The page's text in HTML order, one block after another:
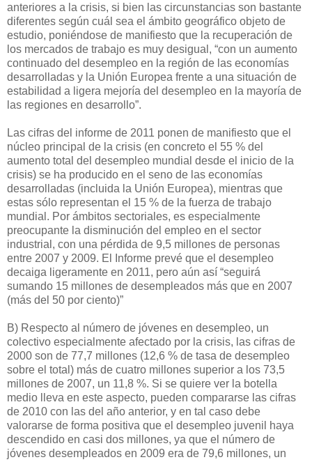
anteriores a la crisis, si bien las circunstancias son bastante
diferentes según cuál sea el ámbito geográfico objeto de
estudio, poniéndose de manifiesto que la recuperación de
los mercados de trabajo es muy desigual, “con un aumento
continuado del desempleo en la región de las economías
desarrolladas y la Unión Europea frente a una situación de
estabilidad a ligera mejoría del desempleo en la mayoría de
las regiones en desarrollo”.
Las cifras del informe de 2011 ponen de manifiesto que el
núcleo principal de la crisis (en concreto el 55 % del
aumento total del desempleo mundial desde el inicio de la
crisis) se ha producido en el seno de las economías
desarrolladas (incluida la Unión Europea), mientras que
estas sólo representan el 15 % de la fuerza de trabajo
mundial. Por ámbitos sectoriales, es especialmente
preocupante la disminución del empleo en el sector
industrial, con una pérdida de 9,5 millones de personas
entre 2007 y 2009. El Informe prevé que el desempleo
decaiga ligeramente en 2011, pero aún así “seguirá
sumando 15 millones de desempleados más que en 2007
(más del 50 por ciento)”
B) Respecto al número de jóvenes en desempleo, un
colectivo especialmente afectado por la crisis, las cifras de
2000 son de 77,7 millones (12,6 % de tasa de desempleo
sobre el total) más de cuatro millones superior a los 73,5
millones de 2007, un 11,8 %. Si se quiere ver la botella
medio lleva en este aspecto, pueden compararse las cifras
de 2010 con las del año anterior, y en tal caso debe
valorarse de forma positiva que el desempleo juvenil haya
descendido en casi dos millones, ya que el número de
jóvenes desempleados en 2009 era de 79,6 millones, un